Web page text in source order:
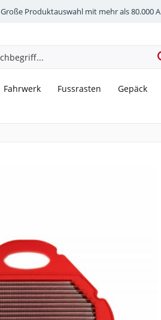
Große Produktauswahl mit mehr als 80.000
Fahrwerk Fussrasten Gepäck